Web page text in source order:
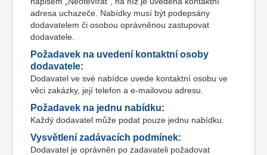
adresa uchazeče. Nabídky musí být podepsány
dodavatelem či osobou oprávněnou zastupovat
dodavatele.
Požadavek na uvedení kontaktní osoby
dodavatele:
Dodavatel ve své nabídce uvede kontaktní osobu ve
věci zakázky, její telefon a e-mailovou adresu.
Požadavek na jednu nabídku:
Každý dodavatel může podat pouze jednu nabídku.
Vysvětlení zadávacích podmínek:
Dodavatel je oprávněn po zadavateli požadovat